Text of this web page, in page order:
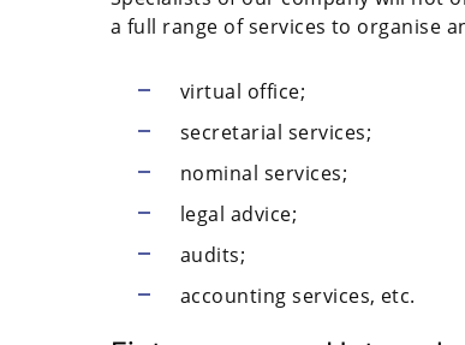
a full range of services to organise
virtual office;
secretarial services;
nominal services;
legal advice;
audits;
accounting services, etc.